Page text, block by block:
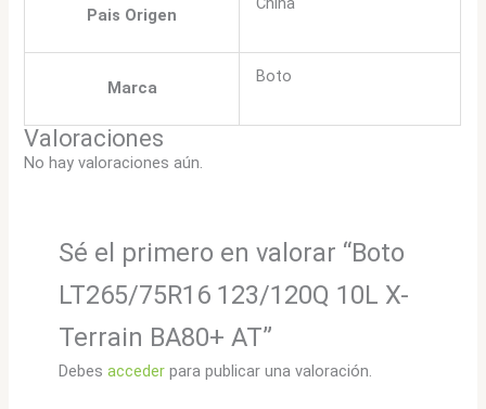
Pais Origen
Marca
Boto
Valoraciones
No hay valoraciones aún.
Sé el primero en valorar “Boto
LT265/75R16 123/120Q 10L X-
Terrain BA80+ AT”
Debes accederpara publicar una valoración.